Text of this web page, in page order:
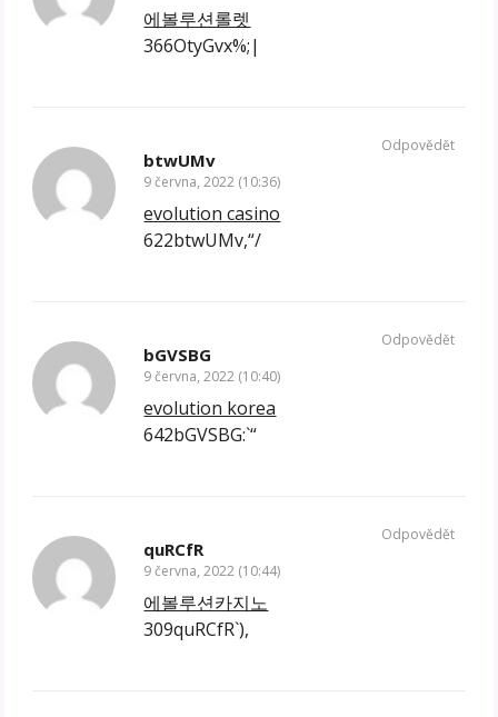
에볼루션롤렛
366OtyGvx%;|
btwUMv
9 června, 2022 (10:36)
evolution casino
622btwUMv,“/
Odpovědět
bGVSBG
9 června, 2022 (10:40)
evolution korea
642bGVSBG:`“
Odpovědět
quRCfR
9 června, 2022 (10:44)
에볼루션카지노
309quRCfR`),
Odpovědět